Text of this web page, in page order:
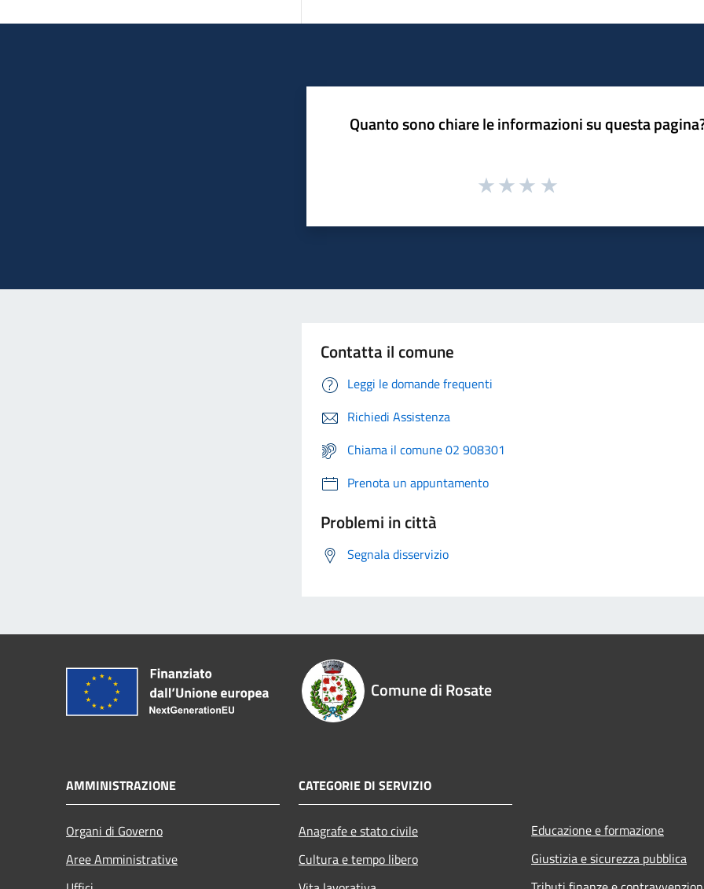
Quanto sono chiare le informazioni su questa
Contatta il comune
Leggi le domande frequenti
Richiedi Assistenza
Chiama il comune 02 908301
Prenota un appuntamento
Problemi in città
Segnala disservizio
Comune di Rosate
AMMINISTRAZIONE
Organi di Governo
Aree Amministrative
CATEGORIE DI SERVIZIO
Anagrafe e stato civile
Cultura e tempo libero
Educazione e formazione
Giustizia e sicurezza pubblica